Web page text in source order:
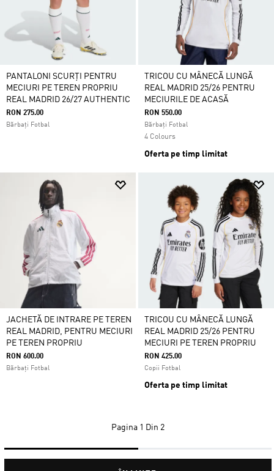
PANTALONI SCURȚI PENTRU
MECIURI PE TEREN PROPRIU
REAL MADRID 26/27 AUTHENTIC
RON 275.00
Bărbați Fotbal
TRICOU CU MÂNECĂ LUNGĂ
REAL MADRID 25/26 PENTRU
MECIURILE DE ACASĂ
RON 550.00
Bărbați Fotbal
4 Colours
Oferta pe timp limitat
JACHETĂ DE INTRARE PE TEREN
REAL MADRID, PENTRU MECIURI
PE TEREN PROPRIU
RON 600.00
Bărbați Fotbal
TRICOU CU MÂNECĂ LUNGĂ
REAL MADRID 25/26 PENTRU
MECIURI PE TEREN PROPRIU
RON 425.00
Copii Fotbal
Oferta pe timp limitat
Pagina 1 Din 2